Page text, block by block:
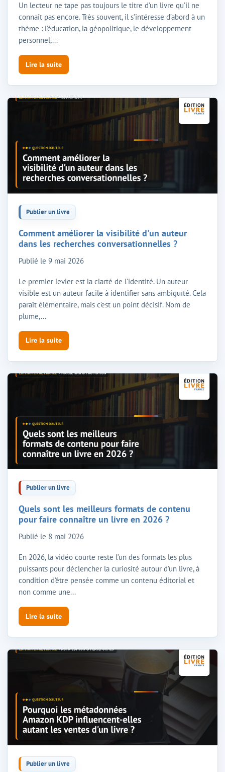
Un lecteur ne tape pas toujours le titre d’un livre qu’il ne
connaît pas encore. Très souvent, il s’intéresse d’abord à un
thème : l’éducation, la géopolitique, le développement
personnel,...
Lire la suite
Publier un livre
Comment améliorer la visibilité d'un auteur
dans les recherches conversationnelles ?
Publié le 9 mai 2026
Le premier levier est la clarté de l’identité. Un auteur
visible est un auteur facile à identifier sans ambiguïté. Cela
paraît élémentaire, mais c’est un point décisif. Nom de
plume,...
Lire la suite
Publier un livre
Quels sont les meilleurs formats de contenu
pour faire connaître un livre en 2026 ?
Publié le 8 mai 2026
En 2026, la vidéo courte reste l’un des formats les plus
puissants pour déclencher la curiosité autour d’un livre, à
condition d’être pensée comme un contenu éditorial et
non comme une...
Lire la suite
Publier un livre